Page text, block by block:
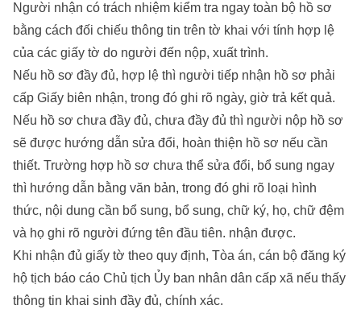
Người nhận có trách nhiệm kiểm tra ngay toàn bộ hồ sơ
bằng cách đối chiếu thông tin trên tờ khai với tính hợp lệ
của các giấy tờ do người đến nộp, xuất trình.
Nếu hồ sơ đầy đủ, hợp lệ thì người tiếp nhận hồ sơ phải
cấp Giấy biên nhận, trong đó ghi rõ ngày, giờ trả kết quả.
Nếu hồ sơ chưa đầy đủ, chưa đầy đủ thì người nộp hồ sơ
sẽ được hướng dẫn sửa đổi, hoàn thiện hồ sơ nếu cần
thiết. Trường hợp hồ sơ chưa thể sửa đổi, bổ sung ngay
thì hướng dẫn bằng văn bản, trong đó ghi rõ loại hình
thức, nội dung cần bổ sung, bổ sung, chữ ký, họ, chữ đệm
và họ ghi rõ người đứng tên đầu tiên. nhận được.
Khi nhận đủ giấy tờ theo quy định, Tòa án, cán bộ đăng ký
hộ tịch báo cáo Chủ tịch Ủy ban nhân dân cấp xã nếu thấy
thông tin khai sinh đầy đủ, chính xác.